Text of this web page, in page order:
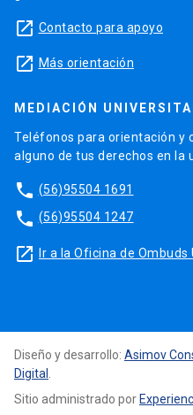
launch Contacto para apoyo
launch Más orientación
MEDIACIÓN
Teléfonos para orientación y
alguno de tus derechos en la
phone (56)95504 1691
phone (56)95504 1247
launch Ir a la Oficina de Ombuds
Diseño y desarrollo: Asimov
Digital
Sitio administrado por